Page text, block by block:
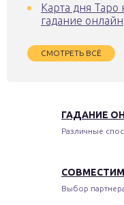
Карта дня Таро
гадание онлайн
СМОТРЕТЬ ВСЁ
ГАДАНИЕ
Различные
Выбор